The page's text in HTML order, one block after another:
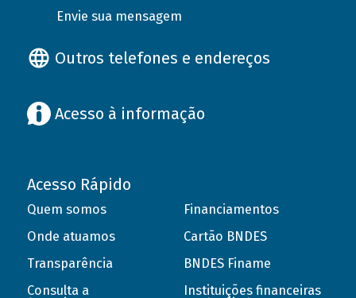
Envie sua mensagem
Outros telefones e endereços
Acesso à informação
Acesso Rápido
Quem somos
Onde atuamos
Transparência
Consulta a
Financiamentos
Cartão BNDES
BNDES Finame
Instituições financeiras